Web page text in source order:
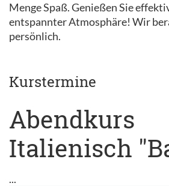
Menge Spaß. Genießen Sie
entspannter Atmosphäre! Wir
persönlich.
Kurstermine
Abendkurs
Italienisch
...